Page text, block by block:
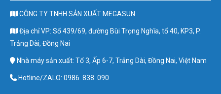
CÔNG TY TNHH SẢN XUẤT MEGASUN
Địa chỉ VP: Số 439/69, đường Bùi Trọng Nghĩa, tổ 40, KP3, P.
Trảng Dài, Đồng Nai
Nhà máy sản xuất: Tổ 3, Ấp 6-7, Trảng Dài, Đồng Nai, Việt Nam
Hotline/ZALO: 0986. 838. 090